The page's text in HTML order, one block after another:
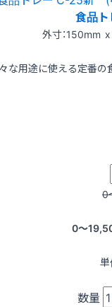
食品
外寸：150mm
な用途に使える定番の
0
0〜
単
数量